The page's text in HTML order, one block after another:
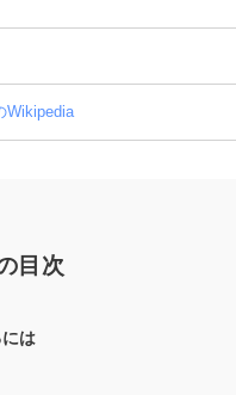
Wikipedia
目次
は